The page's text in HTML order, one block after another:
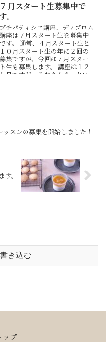
７月スタート生募集中で
す。
プチパティシエ講座、ディプロム
講座は７月スタート生を募集中
です。 通常、４月スタート生と
１０月スタート生の年に２回の
募集ですが、今回は７月スター
ト生も募集します。 講座は１２
か月ですが、みなさんあっとい
ッスンの募集を開始しました！
。
き込む
ップ